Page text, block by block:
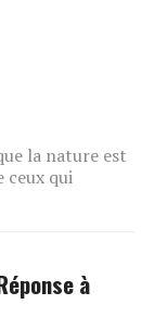
la nature est
ceux qui
à